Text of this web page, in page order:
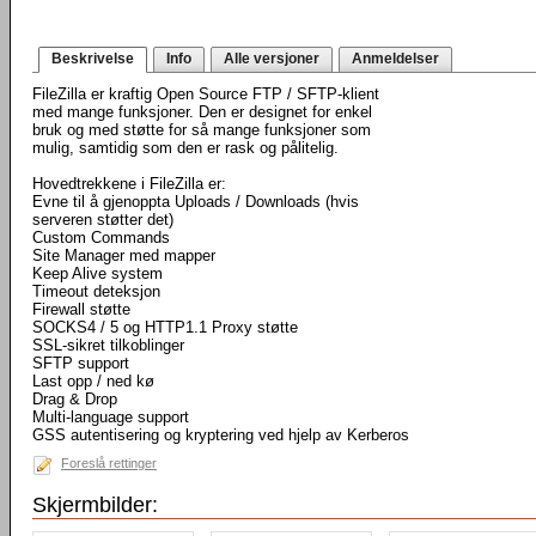
Beskrivelse Info Alle versjoner Anmeldelser
FileZilla er kraftig Open Source FTP / SFTP-klient
med mange funksjoner. Den er designet for enkel
bruk og med støtte for så mange funksjoner som
mulig, samtidig som den er rask og pålitelig.
Hovedtrekkene i FileZilla er:
Evne til å gjenoppta Uploads / Downloads (hvis
serveren støtter det)
Custom Commands
Site Manager med mapper
Keep Alive system
Timeout deteksjon
Firewall støtte
SOCKS4 / 5 og HTTP1.1 Proxy støtte
SSL-sikret tilkoblinger
SFTP support
Last opp / ned kø
Drag & Drop
Multi-language support
GSS autentisering og kryptering ved hjelp av Kerberos
Foreslå rettinger
Skjermbilder: